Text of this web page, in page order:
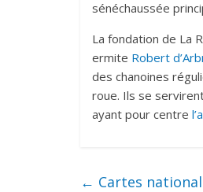
sénéchaussée
La fondation de La
ermite Robert
des chanoines
roue. Ils se
ayant pour centre
← Cartes